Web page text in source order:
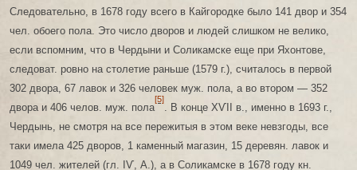
Следовательно, в 1678 году всего в Кайгородке было 141 двор и 354
чел. обоего пола. Это число дворов и людей слишком не велико,
если вспомним, что в Чердыни и Соликамске еще при Яхонтове,
следоват. ровно на столетие раньше (1579 г.), считалось в первой
302 двора, 67 лавок и 326 человек муж. пола, а во втором — 352
двора и 406 челов. муж. пола
[5]
. В конце ХѴІІ в., именно в 1693 г.,
Чердынь, не смотря на все пережитыя в этом веке невзгоды, все
таки имела 425 дворов, 1 каменный магазин, 15 деревян. лавок и
1049 чел. жителей (гл. ІѴ, А.), а в Соликамске в 1678 году кн.